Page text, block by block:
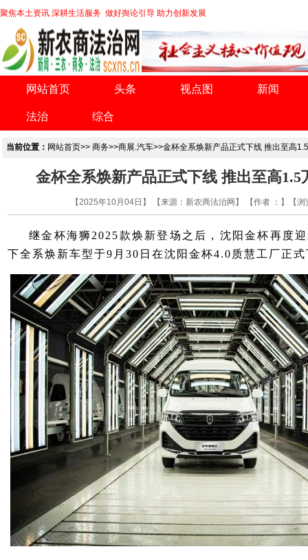
聚焦本土资讯 深耕生活服务 做好舆论引导 助力创新发展
网站首页 头条 视点图 新闻
法治 综合
当前位置： 网站首页>> 商务>>商展.汽车>>金杯全系焕新产品正式下线 推出至高
金杯全系焕新产品正式下线 推出至高1.5
【2025年10月04日】 【来源：新农商法治网】 【作者 ：】【浏
继金杯海狮2025款焕新登场之后，沈阳金杯再度
下全系焕新车型于9月30日在沈阳金杯4.0质慧工厂正